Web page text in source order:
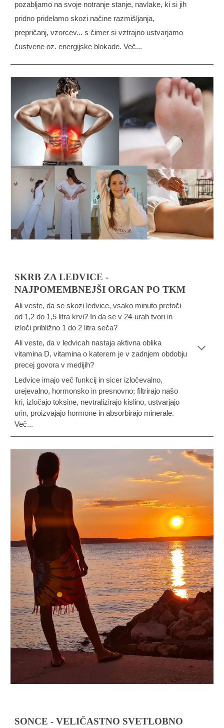
pozabljamo na svoje notranje stanje, navlake, ki si jih
pridno pridelamo skozi načine razmišljanja,
prepričanj, vzorcev... s čimer si vztrajno ustvarjamo
čustvene oz. energijske blokade. Več...
SKRB ZA LEDVICE -
NAJPOMEMBNEJŠI ORGAN PO TKM
Ali veste, da se skozi ledvice, vsako minuto pretoči
od 1,2 do 1,5 litra krvi? In da se v 24-urah tvori in
izloči približno 1 do 2 litra seča?
Ali veste, da v ledvicah nastaja aktivna oblika
vitamina D, vitamina o katerem je v zadnjem obdobju
precej govora v medijih?
Ledvice imajo več funkcij in sicer izločevalno,
urejevalno, hormonsko in presnovno; filtrirajo našo
kri, izločajo toksine, nevtralizirajo kislino, ustvarjajo
urin, proizvajajo hormone in absorbirajo minerale.
Več...
SONCE - VELIČASTNO SVETLOBNO